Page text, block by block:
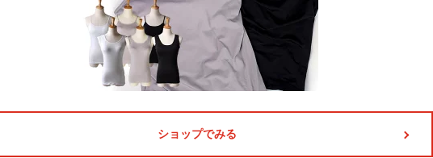
ショップでみる